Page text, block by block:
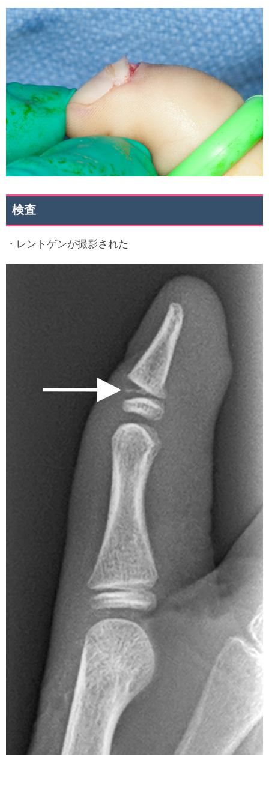
検査
・レントゲンが撮影された